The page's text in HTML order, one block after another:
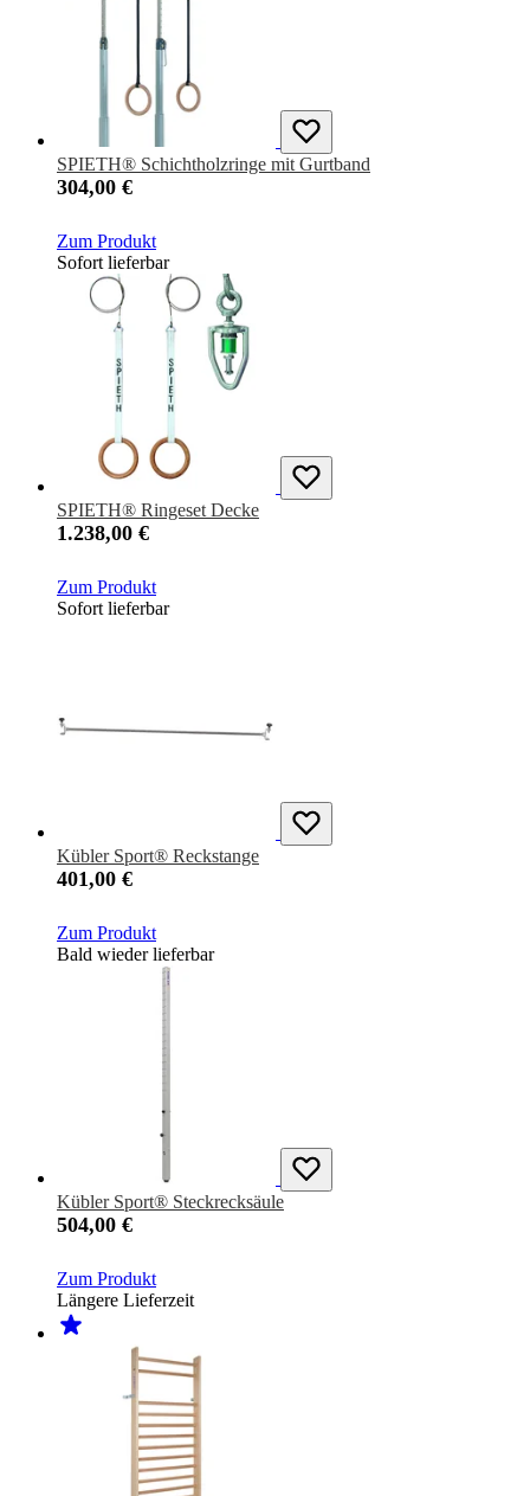
SPIETH® Schichtholzringe mit Gurtband
304,00 €
Zum Produkt
Sofort lieferbar
SPIETH® Ringeset Decke
1.238,00 €
Zum Produkt
Sofort lieferbar
Kübler Sport® Reckstange
401,00 €
Zum Produkt
Bald wieder lieferbar
Kübler Sport® Steckrecksäule
504,00 €
Zum Produkt
Längere Lieferzeit